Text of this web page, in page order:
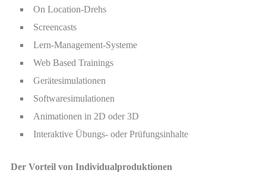
On Location-Drehs
Screencasts
Lern-Management-Systeme
Web Based Trainings
Gerätesimulationen
Softwaresimulationen
Animationen in 2D oder 3D
Interaktive Übungs- oder Prüfungsinhalte
Der Vorteil von Individualproduktionen